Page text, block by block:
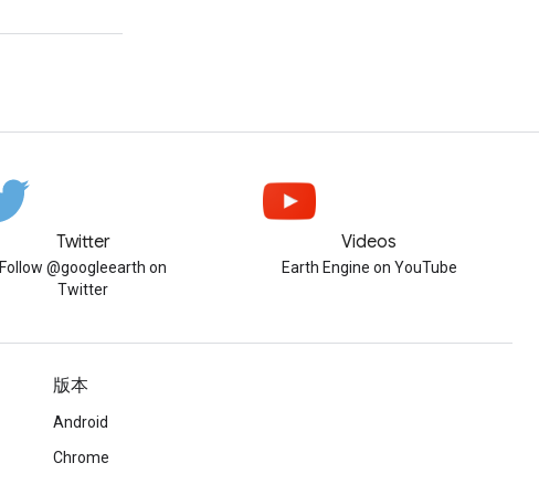
Twitter
Follow @googleearth on
Twitter
Videos
Earth Engine on YouTube
版本
Android
Chrome